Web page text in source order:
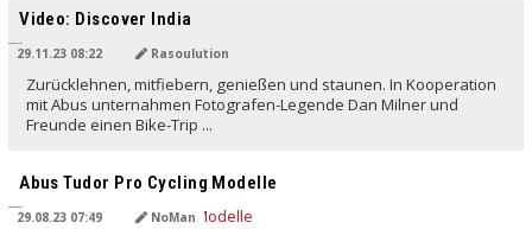
Video: Discover India
29.11.23 08:22 Rasoulution
Zurücklehnen, mitfiebern, genießen und staunen. In Kooperation
mit Abus unternahmen Fotografen-Legende Dan Milner und
Freunde einen Bike-Trip ...
Abus Tudor Pro Cycling Modelle
29.08.23 07:49 NoMan